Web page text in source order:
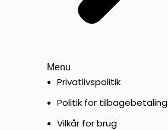
Menu
Privatlivspolitik
Politik for tilbagebetaling
Vilkår for brug